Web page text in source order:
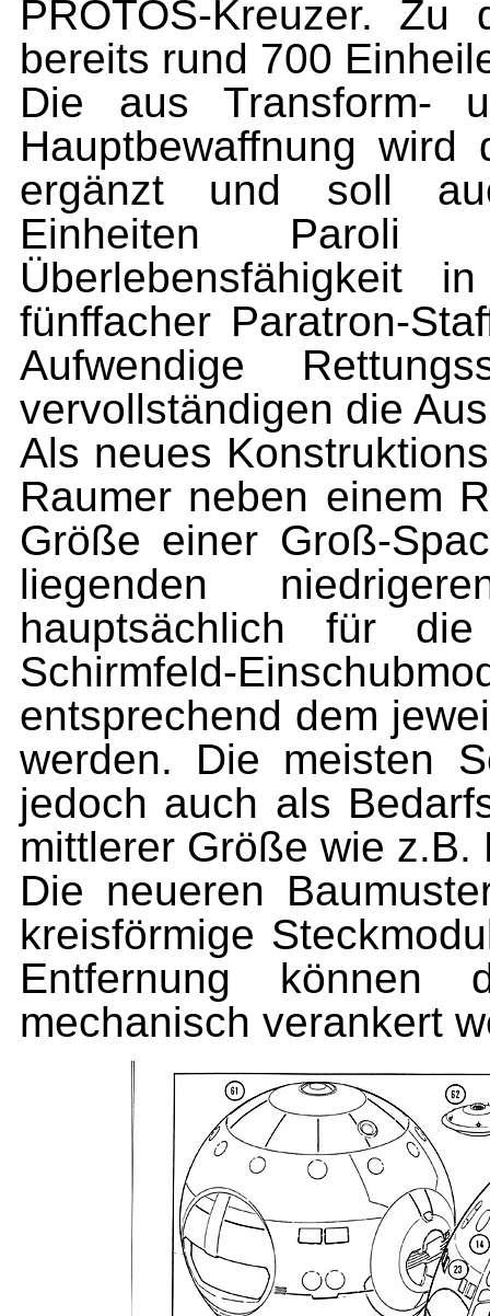
PROTOS-Kreuzer.
bereits rund 700
Die aus Transform-
Hauptbewaffnung wird
ergänzt und soll
Einheiten
Überlebensfähigkeit
fünffacher Paratron-
Aufwendige
vervollständigen die
Als neues
Raumer neben einem
Größe einer Groß-
liegenden
hauptsächlich für
Schirmfeld-
entsprechend dem
werden. Die meisten
jedoch auch als
mittlerer Größe wie z.B.
Die neueren
kreisförmige
Entfernung können
mechanisch verankert